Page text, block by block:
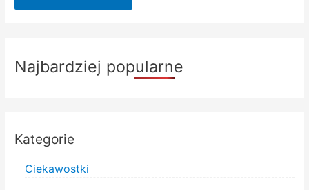
Najbardziej popularne
Kategorie
Ciekawostki